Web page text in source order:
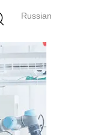
Russian